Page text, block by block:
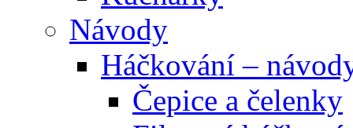
Návody
Háčkování –
Čepice a čelenky